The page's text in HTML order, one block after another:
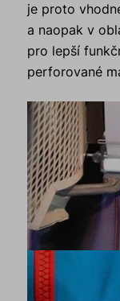
je proto
a naopak v
pro lepší
perforované